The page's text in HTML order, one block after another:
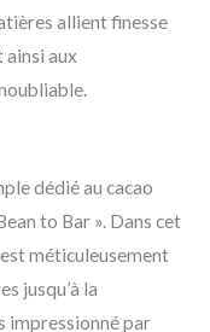
allient finesse
aux
dédié au cacao
to Bar ». Dans cet
méticuleusement
jusqu’à la
impressionné par